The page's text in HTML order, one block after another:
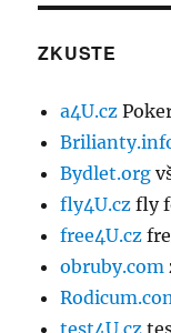
ZKUSTE
a4U.cz
Bydlet.org
fly4U.cz fly
free4U.cz
obruby.com
test4U.cz